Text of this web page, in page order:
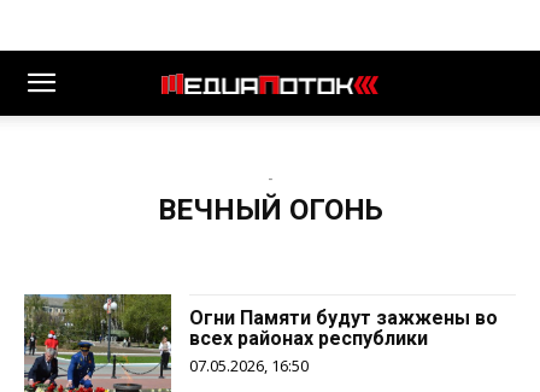
-
ВЕЧНЫЙ ОГОНЬ
Огни Памяти будут зажжены во
всех районах республики
07.05.2026, 16:50